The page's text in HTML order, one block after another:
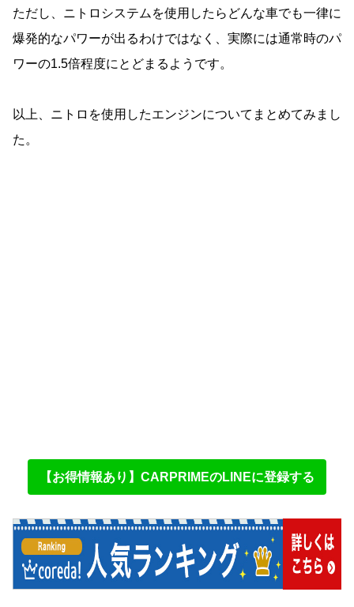
ただし、ニトロシステムを使用したらどんな車でも一律に
爆発的なパワーが出るわけではなく、実際には通常時のパ
ワーの1.5倍程度にとどまるようです。
以上、ニトロを使用したエンジンについてまとめてみまし
た。
【お得情報あり】CARPRIMEのLINEに登録する